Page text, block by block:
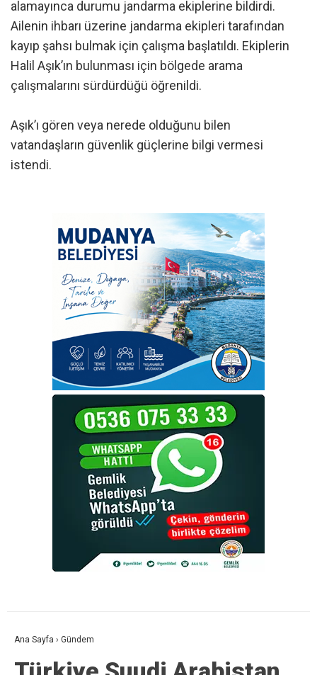
alamayınca durumu jandarma ekiplerine bildirdi.
Ailenin ihbarı üzerine jandarma ekipleri tarafından
kayıp şahsı bulmak için çalışma başlatıldı. Ekiplerin
Halil Aşık’ın bulunması için bölgede arama
çalışmalarını sürdürdüğü öğrenildi.
Aşık’ı gören veya nerede olduğunu bilen
vatandaşların güvenlik güçlerine bilgi vermesi
istendi.
Ana Sayfa › Gündem